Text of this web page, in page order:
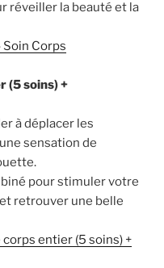
réveiller la beauté et la
Corps
(5 soins) +
à déplacer les
sensation de
pour stimuler votre
retrouver une belle
entier (5 soins) +